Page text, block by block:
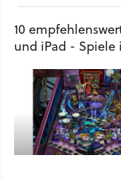
10
und iPad - Spiele